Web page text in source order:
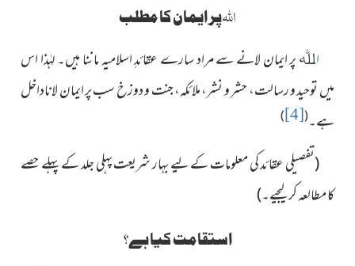
اللہپر ایمان کا مطلب
اﷲپر ایمان لانے سے مراد سارے عقائدِ اسلامیہ ماننا ہیں۔ لہٰذا اس
میں توحید و رسالت، حشر و نشر، ملائکہ، جنتو دوزخ سب پر ایمان لاناداخل
ہے۔(
[4]
)
(تفصیلی عقائد کی معلومات کے لیے بہار شریعت پہلی جلد کے پہلے حصے
کا مطالعہ کرلیجیے۔)
استقامت کیا ہے؟